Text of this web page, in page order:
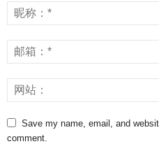
Save my name, email, and
comment.